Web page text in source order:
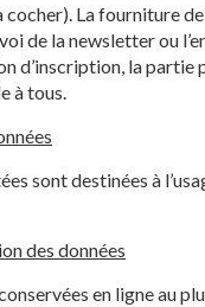
cocher). La fourniture de
de la newsletter ou
d’inscription, la partie
à tous.
sont destinées à
des données
en ligne au